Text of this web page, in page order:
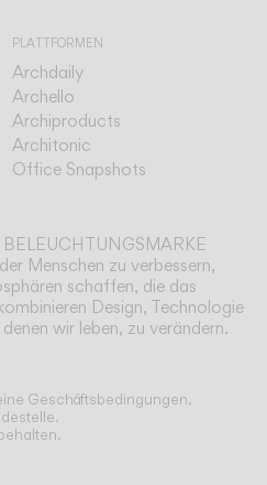
Mehr anzeigen
Sie Ihr Slim
PLATTFORMEN
Archdaily
Archello
Archiproducts
Architonic
Office Snapshots
Menschen zu verbessern,
schaffen, die das
Design, Technologie
wir leben, zu verändern.
Geschäftsbedingungen.